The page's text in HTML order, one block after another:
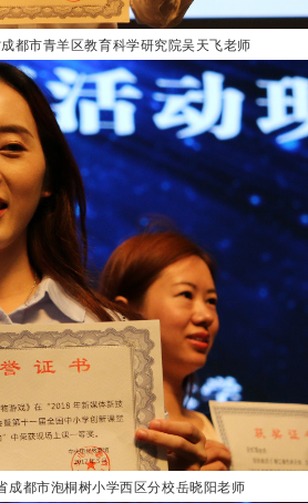
都市青羊区教育科学研究院吴天飞老师
成都市泡桐树小学西区分校岳晓阳老师